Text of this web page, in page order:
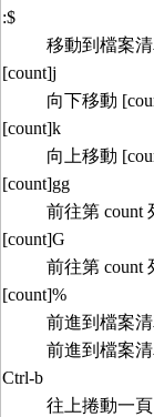
:$
移動到檔案
[count]j
向下移動
[count]k
向上移動
[count]gg
前往第 count
[count]G
前往第 count
[count]%
前進到檔案
前進到檔案
Ctrl-b
往上捲動一頁